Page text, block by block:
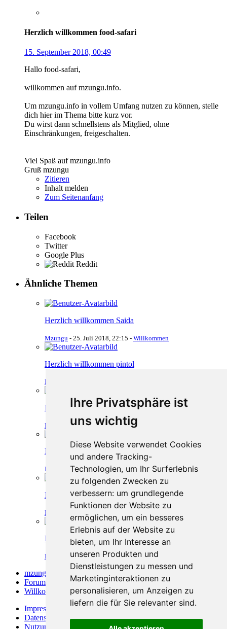
Ihre Privatsphäre ist
uns wichtig
Diese Website verwendet Cookies
und andere Tracking-
Technologien, um Ihr Surferlebnis
zu folgenden Zwecken zu
verbessern: um grundlegende
Funktionen der Website zu
ermöglichen, um ein besseres
Erlebnis auf der Website zu
bieten, um Ihr Interesse an
unseren Produkten und
Dienstleistungen zu messen und
Marketinginteraktionen zu
personalisieren, um Anzeigen zu
liefern die für Sie relevanter sind.
Herzlich willkommen food-safari
15. September 2018, 00:49
Hallo food-safari,
willkommen auf mzungu.info.
Um mzungu.info in vollem Umfang nutzen zu können, stelle
dich hier im Thema bitte kurz vor.
Du wirst dann schnellstens als Mitglied, ohne
Einschränkungen, freigeschalten.
Viel Spaß auf mzungu.info
Gruß mzungu
Zitieren
Inhalt melden
Zum Seitenanfang
Teilen
Facebook
Twitter
Google Plus
Reddit
Ähnliche Themen
Herzlich willkommen Saida
Mzungu - 25. Juli 2018, 22:15 - Willkommen
Herzlich willkommen pintol
Mzungu
Herzlich willkommen OleSimba
Mzungu -24. Juli 2018, 13:15-Willkommen
Herzlich willkommen Chic99
Mzungu -19. Juli 2018, 15:24-Willkommen
Herzlich willkommen Einfach Ich
Mzungu 10. Juli 2018, 13:47 Willkommen
Herzlich willkommen Kalinski
Mzungu -8. Juli 2018, 10:06-Willkommen
mzungu.info
Forum
Willkommen
»
Impressum
Datenschutzerklärung
Nutzungsbedingungen